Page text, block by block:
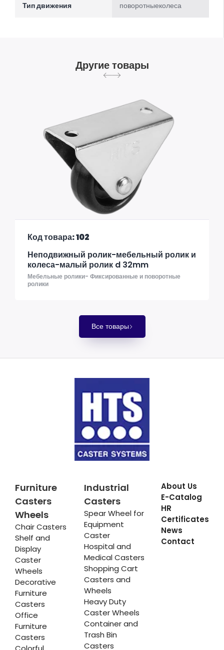
Тип движения поворотныеколеса
Другие товары
Код товара: 102
Неподвижный ролик-мебельный ролик и
колеса-малый ролик d 32mm
Мебельные ролики- Фиксированные и поворотные
ролики
Все товары
Furniture
Casters
Wheels
Chair Casters
Shelf and
Display
Caster
Wheels
Decorative
Furniture
Casters
Office
Furniture
Casters
Industrial
Casters
Spear Wheel for
Equipment
Caster
Hospital and
Medical Casters
Shopping Cart
Casters and
Wheels
Heavy Duty
Caster Wheels
Container and
Trash Bin
Casters
About Us
E-Catalog
HR
Certificates
News
Contact